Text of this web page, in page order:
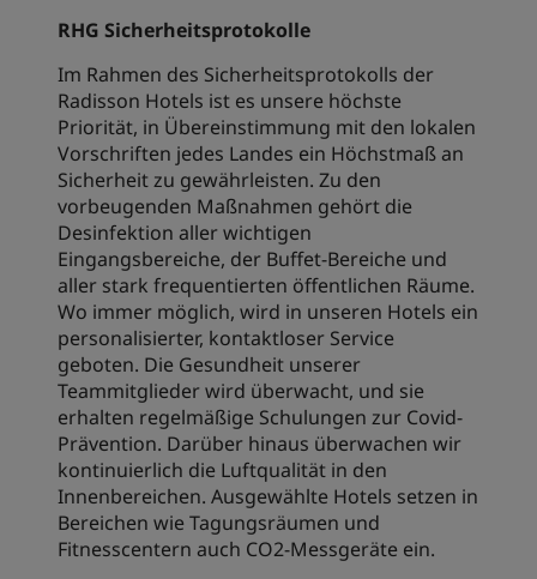
RHG Sicherheitsprotokolle
Im Rahmen des Sicherheitsprotokolls der
Radisson Hotels ist es unsere höchste
Priorität, in Übereinstimmung mit den lokalen
Vorschriften jedes Landes ein Höchstmaß an
Sicherheit zu gewährleisten. Zu den
vorbeugenden Maßnahmen gehört die
Desinfektion aller wichtigen
Eingangsbereiche, der Buffet-Bereiche und
aller stark frequentierten öffentlichen Räume.
Wo immer möglich, wird in unseren Hotels ein
personalisierter, kontaktloser Service
geboten. Die Gesundheit unserer
Teammitglieder wird überwacht, und sie
erhalten regelmäßige Schulungen zur Covid-
Prävention. Darüber hinaus überwachen wir
kontinuierlich die Luftqualität in den
Innenbereichen. Ausgewählte Hotels setzen in
Bereichen wie Tagungsräumen und
Fitnesscentern auch CO2-Messgeräte ein.